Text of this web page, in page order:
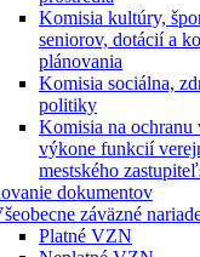
Komisia kultúry,
seniorov, dotácií a
plánovania
Komisia sociálna,
politiky
Komisia na ochranu
výkone funkcií
mestského
dokumentov
záväzné
Platné VZN